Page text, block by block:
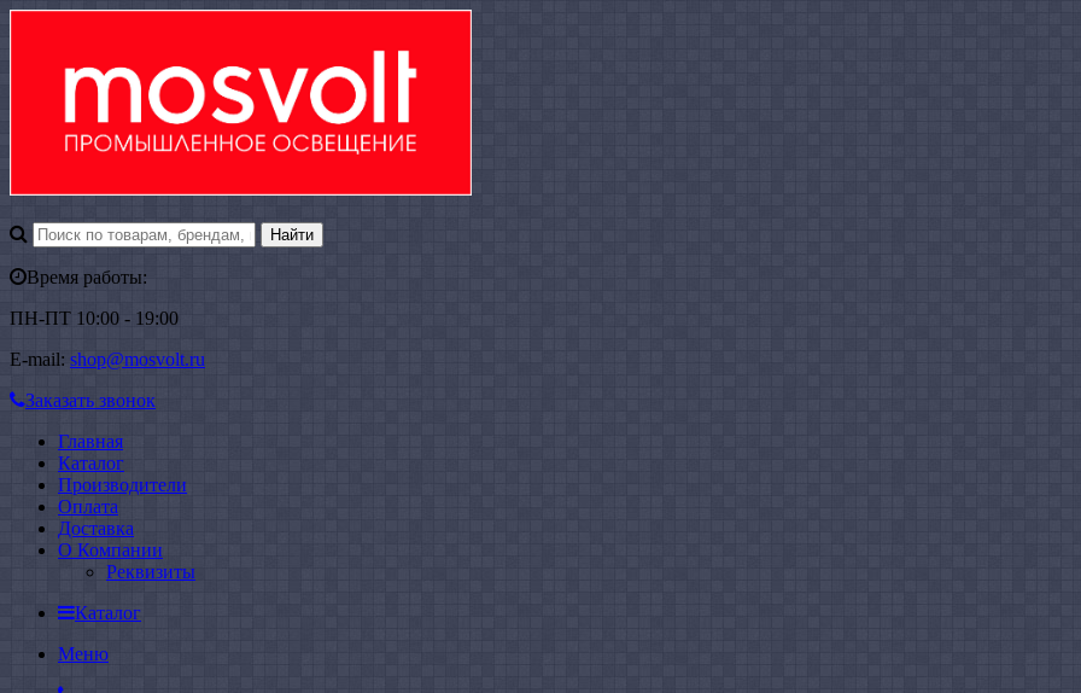
Время работы:
ПН-ПТ 10:00 - 19:00
E-mail: shop@mosvolt.ru
Заказать звонок
Главная
Каталог
Производители
Оплата
Доставка
О Компании
Реквизиты
Каталог
Меню